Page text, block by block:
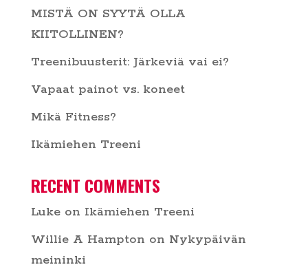
MISTÄ ON SYYTÄ OLLA
KIITOLLINEN?
Treenibuusterit: Järkeviä vai ei?
Vapaat painot vs. koneet
Mikä Fitness?
Ikämiehen Treeni
RECENT COMMENTS
Lukeon Ikämiehen Treeni
Willie A Hampton on Nykypäivän
meininki